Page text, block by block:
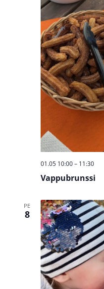
Vappubrunssi
01.05 10:00– 11:30
PE
8